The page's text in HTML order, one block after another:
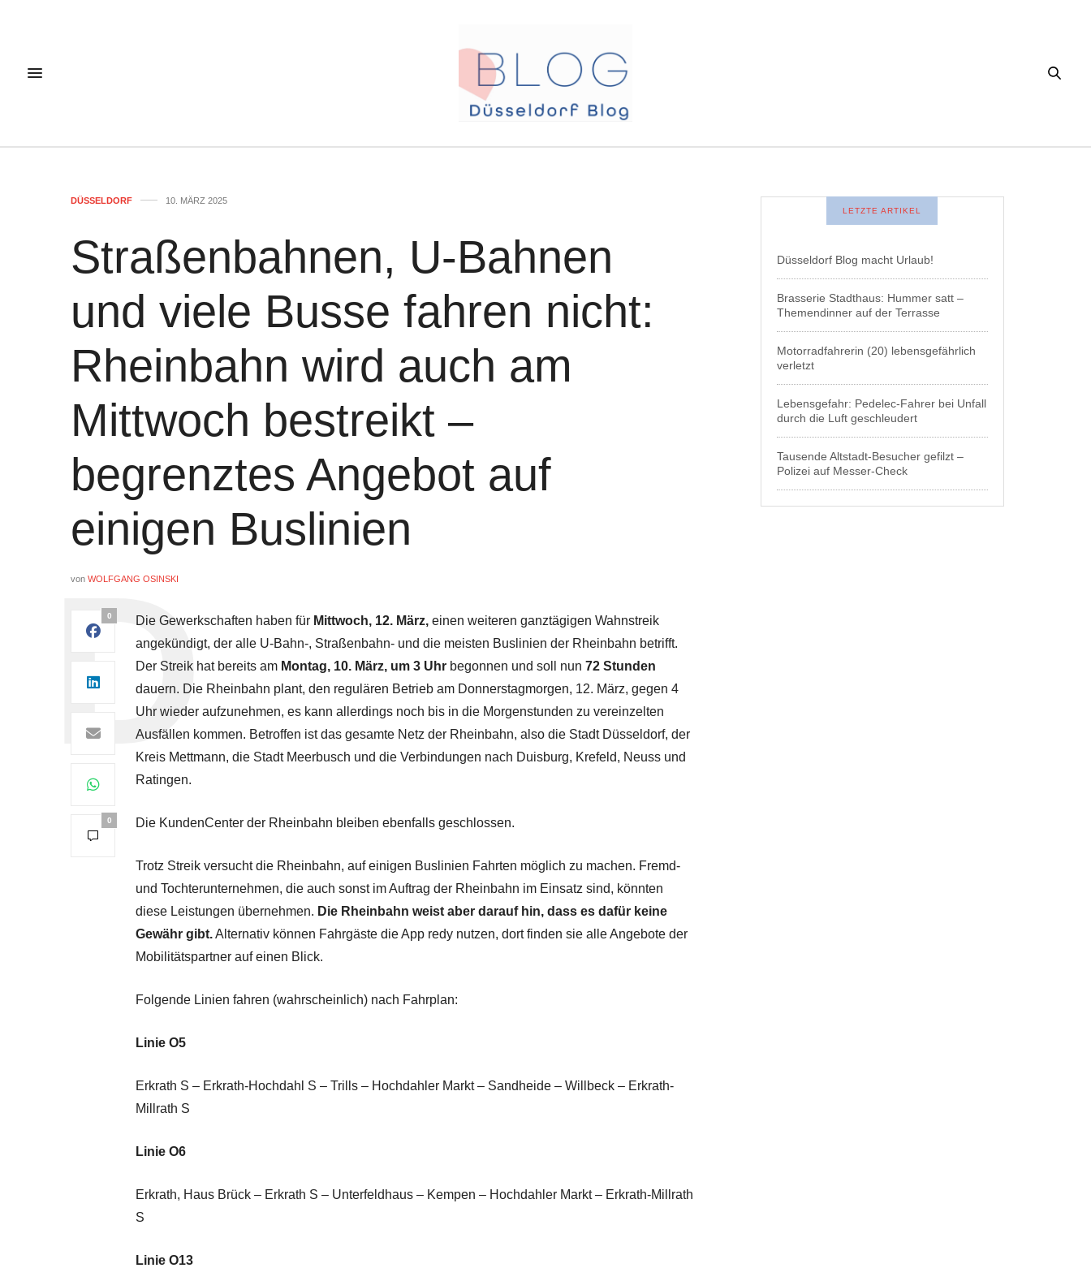
DÜSSELDORF 10. MÄRZ 2025
Straßenbahnen, U-Bahnen
und viele Busse fahren nicht:
Rheinbahn wird auch am
Mittwoch bestreikt –
begrenztes Angebot auf
einigen Buslinien
von WOLFGANG OSINSKI
0
0
Die Gewerkschaften haben für Mittwoch, 12. März, einen weiteren ganztägigen Wahnstreik
angekündigt, der alle U-Bahn-, Straßenbahn- und die meisten Buslinien der Rheinbahn betrifft.
Der Streik hat bereits am Montag, 10. März, um 3 Uhr begonnen und soll nun 72 Stunden
dauern. Die Rheinbahn plant, den regulären Betrieb am Donnerstagmorgen, 12. März, gegen 4
Uhr wieder aufzunehmen, es kann allerdings noch bis in die Morgenstunden zu vereinzelten
Ausfällen kommen. Betroffen ist das gesamte Netz der Rheinbahn, also die Stadt Düsseldorf, der
Kreis Mettmann, die Stadt Meerbusch und die Verbindungen nach Duisburg, Krefeld, Neuss und
Ratingen.
Die KundenCenter der Rheinbahn bleiben ebenfalls geschlossen.
Trotz Streik versucht die Rheinbahn, auf einigen Buslinien Fahrten möglich zu machen. Fremd-
und Tochterunternehmen, die auch sonst im Auftrag der Rheinbahn im Einsatz sind, könnten
diese Leistungen übernehmen. Die Rheinbahn weist aber darauf hin, dass es dafür keine
Gewähr gibt.Alternativ können Fahrgäste die App redy nutzen, dort finden sie alle Angebote der
Mobilitätspartner auf einen Blick.
Folgende Linien fahren (wahrscheinlich) nach Fahrplan:
Linie O5
Erkrath S – Erkrath-Hochdahl S – Trills – Hochdahler Markt – Sandheide – Willbeck – Erkrath-
Millrath S
Linie O6
Erkrath, Haus Brück – Erkrath S – Unterfeldhaus – Kempen – Hochdahler Markt – Erkrath-Millrath
S
Linie O13
LETZTE ARTIKEL
Düsseldorf Blog macht Urlaub!
Brasserie Stadthaus: Hummer satt –
Themendinner auf der Terrasse
Motorradfahrerin (20) lebensgefährlich
verletzt
Lebensgefahr: Pedelec-Fahrer bei Unfall
durch die Luft geschleudert
Tausende Altstadt-Besucher gefilzt –
Polizei auf Messer-Check